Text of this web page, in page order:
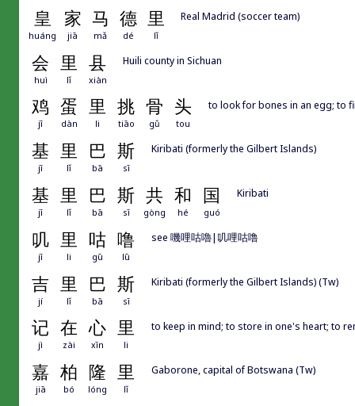
皇 家 马 德 里
huáng jiā mǎ dé lǐ
Real Madrid (soccer team)
会 里 县
huì lǐ xiàn
Huili county in Sichuan
鸡 蛋 里 挑 骨 头
jī dàn li tiāo gǔ tou
to look for bones in an egg; to
基 里 巴 斯
jī lǐ bā sī
Kiribati (formerly the Gilbert Islands)
基 里 巴 斯 共 和 国
jī lǐ bā sī gòng hé guó
Kiribati
叽 里 咕 噜
jī li gū lū
see 嘰哩咕嚕|叽哩咕噜
吉 里 巴 斯
jí lǐ bā sī
Kiribati (formerly the Gilbert Islands) (Tw)
记 在 心 里
jì zài xīn li
to keep in mind; to store in one's heart; to
嘉 柏 隆 里
jiā bó lóng lǐ
Gaborone, capital of Botswana (Tw)